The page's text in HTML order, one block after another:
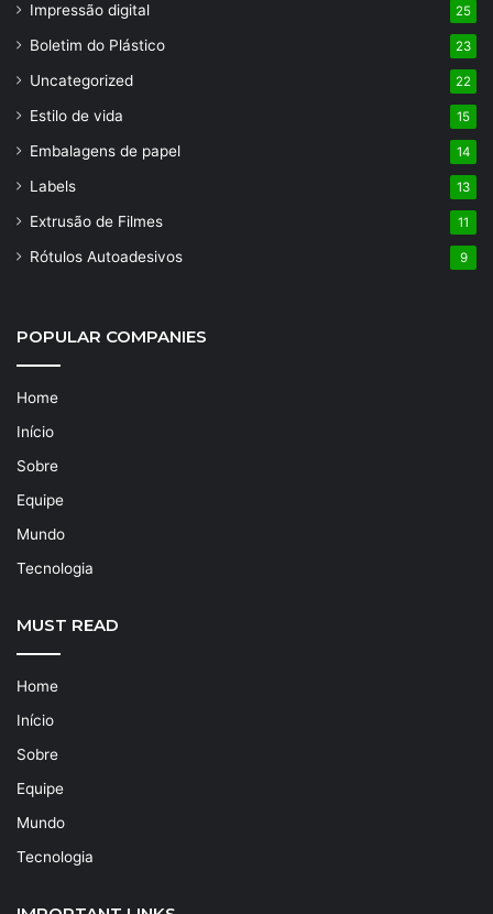
Impressão digital 25
Boletim do Plástico 23
Uncategorized 22
Estilo de vida 15
Embalagens de papel 14
Labels 13
Extrusão de Filmes 11
Rótulos Autoadesivos 9
POPULAR COMPANIES
Home
Início
Sobre
Equipe
Mundo
Tecnologia
MUST READ
Home
Início
Sobre
Equipe
Mundo
Tecnologia